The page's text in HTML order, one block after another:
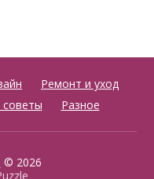
Ремонт и уход
Разное
© 2026